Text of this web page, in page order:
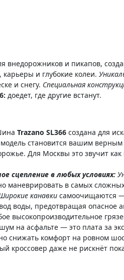
внедорожников и пикапов,
и глубокие колеи.
и снегу. Специальная
доедет, где другие встанут.
Trazano SL366 создана для
модель становится вашим
Для Москвы это звучит
сцепление в любых условиях:
маневрировать в самых
канавки самоочищаются —
воды, предотвращая
высокопроизводительное
на асфальте — это плата за
снижать комфорт на ровном
кроссовер даже не рискнёт